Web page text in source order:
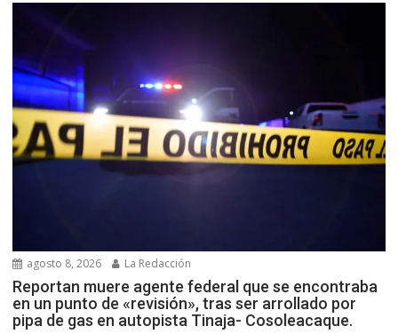
agosto 8, 2026 La Redacción
Reportan muere agente federal que se encontraba
en un punto de «revisión», tras ser arrollado por
pipa de gas en autopista Tinaja- Cosoleacaque.